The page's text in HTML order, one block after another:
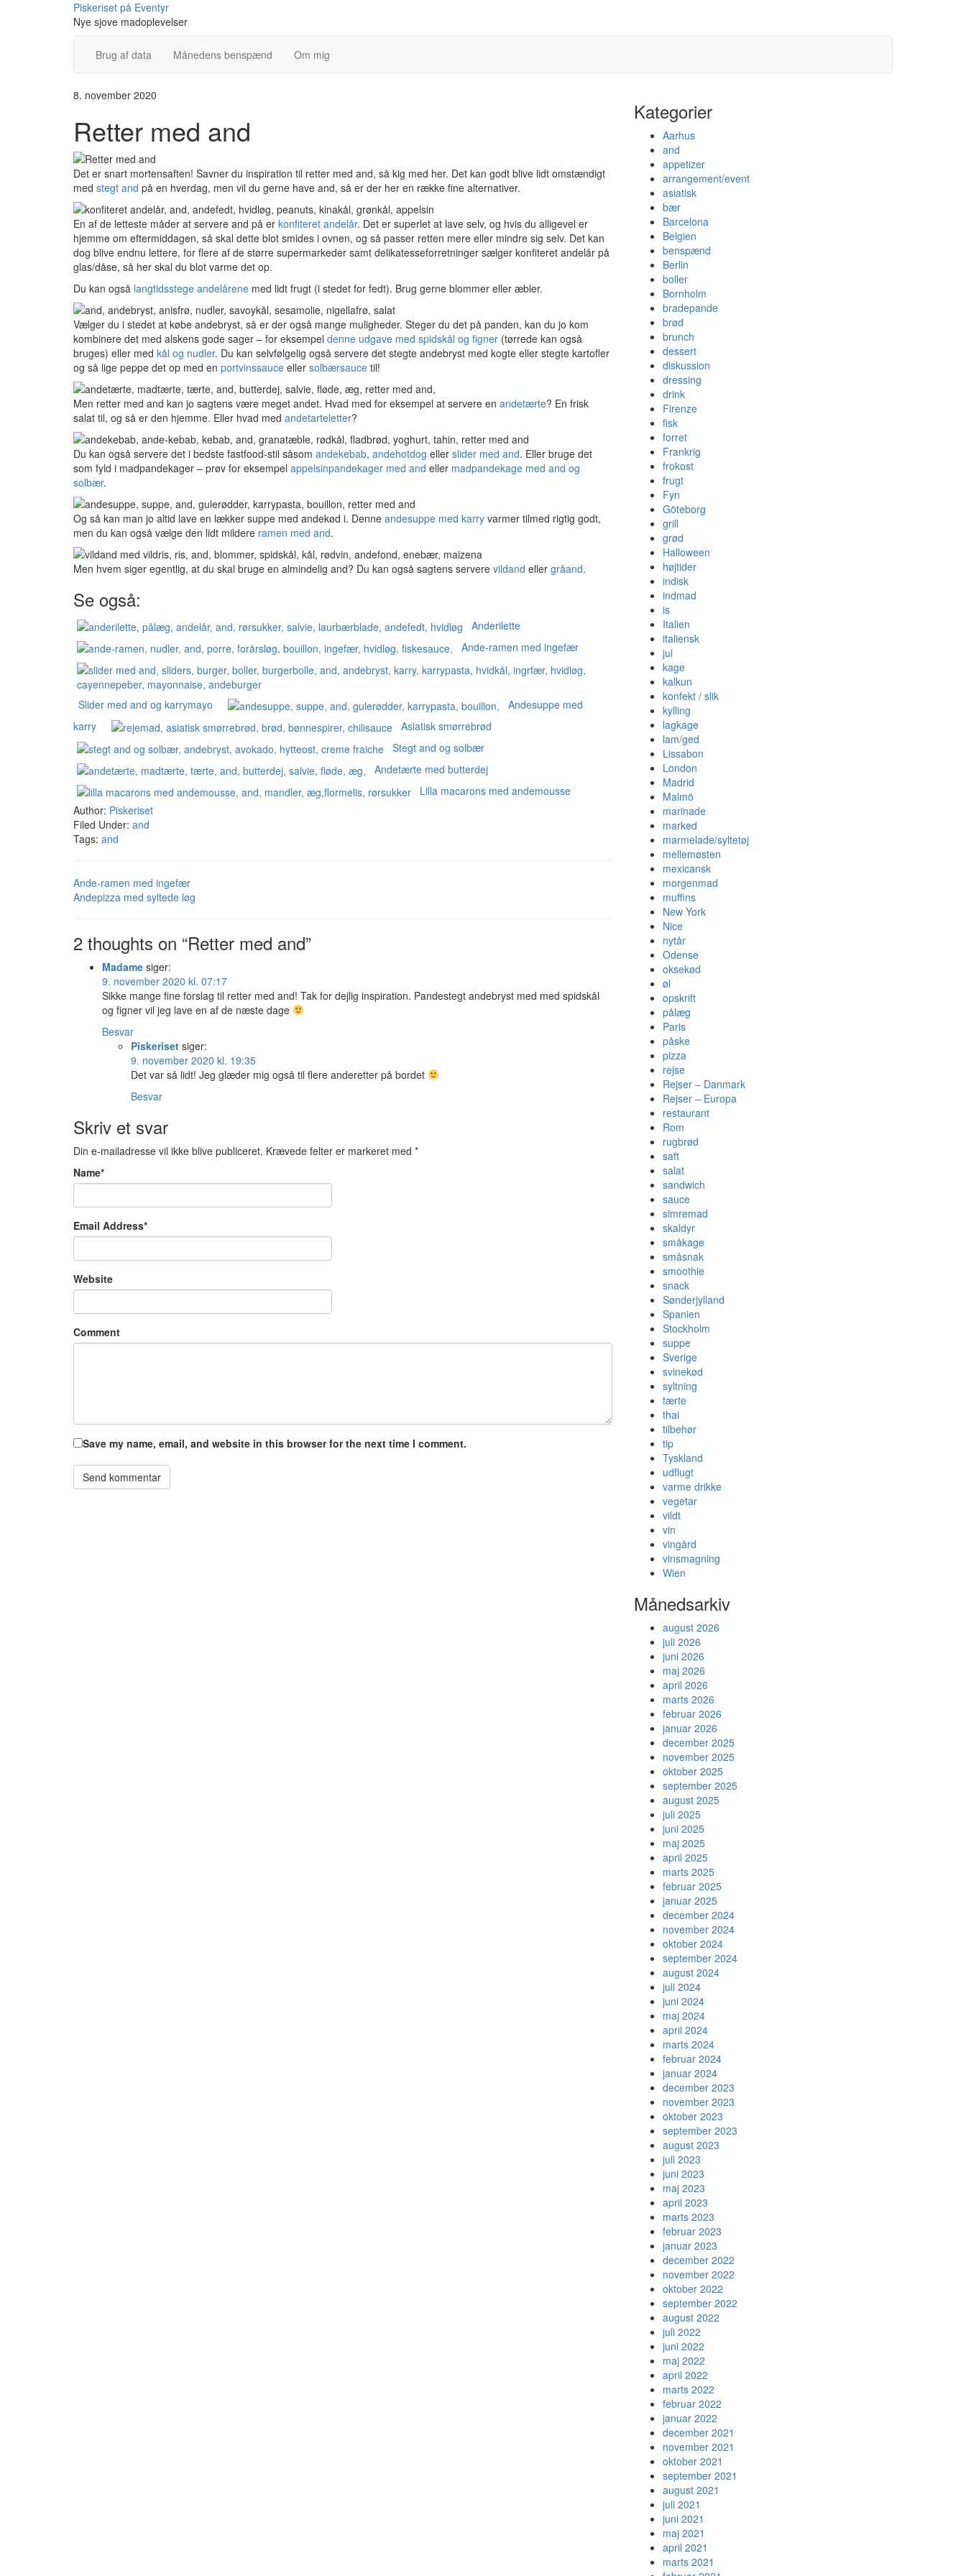
Piskeriset på Eventyr
Nye sjove madoplevelser
Brug af data Månedens benspænd Om mig
8. november 2020
Retter med and
Det er snart mortensaften! Savner du inspiration til retter med and, så kig med her. Det kan godt blive lidt omstændigt
med stegt and på en hverdag, men vil du gerne have and, så er der her en række fine alternativer.
En af de letteste måder at servere and på er konfiteret andelår. Det er superlet at lave selv, og hvis du alligevel er
hjemme om eftermiddagen, så skal dette blot smides i ovnen, og så passer retten mere eller mindre sig selv. Det kan
dog blive endnu lettere, for flere af de større supermarkeder samt delikatesseforretninger sælger konfiteret andelår på
glas/dåse, så her skal du blot varme det op.
Du kan også langtidsstege andelårene med lidt frugt (i stedet for fedt). Brug gerne blommer eller æbler.
Vælger du i stedet at købe andebryst, så er der også mange muligheder. Steger du det på panden, kan du jo kom
kombinere det med alskens gode sager – for eksempel denne udgave med spidskål og figner (tørrede kan også
bruges) eller med kål og nudler. Du kan selvfølgelig også servere det stegte andebryst med kogte eller stegte kartofler
og så lige peppe det op med en portvinssauce eller solbærsauce til!
Men retter med and kan jo sagtens være meget andet. Hvad med for eksempel at servere en andetærte? En frisk
salat til, og så er den hjemme. Eller hvad med andetarteletter?
Du kan også servere det i bedste fastfood-stil såsom andekebab, andehotdog eller slider med and. Eller bruge det
som fyld i madpandekager – prøv for eksempel appelsinpandekager med and eller madpandekage med and og
solbær.
Og så kan man jo altid lave en lækker suppe med andekød i. Denne andesuppe med karry varmer tilmed rigtig godt,
men du kan også vælge den lidt mildere ramen med and.
Men hvem siger egentlig, at du skal bruge en almindelig and? Du kan også sagtens servere vildand eller gråand.
Se også:
Anderilette
Ande-ramen med ingefær
Slider med and og karrymayo
Andesuppe med
karry
Asiatisk smørrebrød
Stegt and og solbær
Andetærte med butterdej
Lilla macarons med andemousse
Author: Piskeriset
Filed Under: and
Tags: and
Ande-ramen med ingefær
Andepizza med syltede løg
2 thoughts on “Retter med and”
Madame siger:
9. november 2020 kl. 07:17
Sikke mange fine forslag til retter med and! Tak for dejlig inspiration. Pandestegt andebryst med med spidskål
og figner vil jeg lave en af de næste dage
Besvar
Piskeriset siger:
9. november 2020 kl. 19:35
Det var så lidt! Jeg glæder mig også til flere anderetter på bordet
Besvar
Skriv et svar
Din e-mailadresse vil ikke blive publiceret. Krævede felter er markeret med *
Name*
Email Address*
Website
Comment
Save my name, email, and website in this browser for the next time I comment.
Kategorier
Aarhus
and
appetizer
arrangement/event
asiatisk
bær
Barcelona
Belgien
benspænd
Berlin
boller
Bornholm
bradepande
brød
brunch
dessert
diskussion
dressing
drink
Firenze
fisk
forret
Frankrig
frokost
frugt
Fyn
Göteborg
grill
grød
Halloween
højtider
indisk
indmad
is
Italien
italiensk
jul
kage
kalkun
konfekt / slik
kylling
lagkage
lam/ged
Lissabon
London
Madrid
Malmö
marinade
marked
marmelade/syltetøj
mellemøsten
mexicansk
morgenmad
muffins
New York
Nice
nytår
Odense
oksekød
øl
opskrift
pålæg
Paris
påske
pizza
rejse
Rejser – Danmark
Rejser – Europa
restaurant
Rom
rugbrød
saft
salat
sandwich
sauce
simremad
skaldyr
småkage
småsnak
smoothie
snack
Sønderjylland
Spanien
Stockholm
suppe
Sverige
svinekød
syltning
tærte
thai
tilbehør
tip
Tyskland
udflugt
varme drikke
vegetar
vildt
vin
vingård
vinsmagning
Wien
Månedsarkiv
august 2026
juli 2026
juni 2026
maj 2026
april 2026
marts 2026
februar 2026
januar 2026
december 2025
november 2025
oktober 2025
september 2025
august 2025
juli 2025
juni 2025
maj 2025
april 2025
marts 2025
februar 2025
januar 2025
december 2024
november 2024
oktober 2024
september 2024
august 2024
juli 2024
juni 2024
maj 2024
april 2024
marts 2024
februar 2024
januar 2024
december 2023
november 2023
oktober 2023
september 2023
august 2023
juli 2023
juni 2023
maj 2023
april 2023
marts 2023
februar 2023
januar 2023
december 2022
november 2022
oktober 2022
september 2022
august 2022
juli 2022
juni 2022
maj 2022
april 2022
marts 2022
februar 2022
januar 2022
december 2021
november 2021
oktober 2021
september 2021
august 2021
juli 2021
juni 2021
maj 2021
april 2021
marts 2021